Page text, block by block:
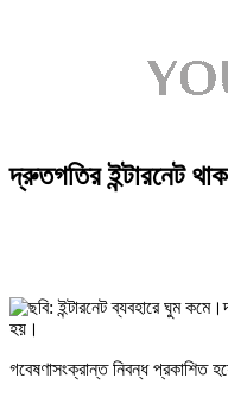
দ্রুতগতির ইন্টারনেট
হয়।
গবেষণাসংক্রান্ত নিবন্ধ প্রকাশিত